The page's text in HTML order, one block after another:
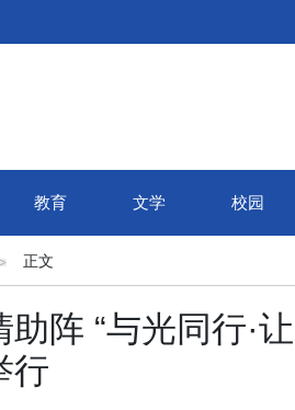
教育 文学 校园
正文
阵 “与光同行·
行